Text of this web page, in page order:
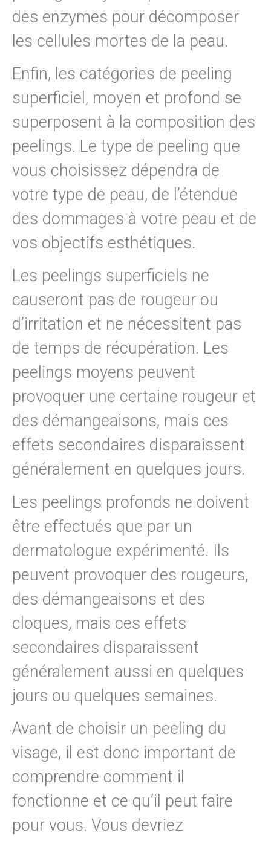
des enzymes pour décomposer
les cellules mortes de la peau.
Enfin, les catégories de peeling
superficiel, moyen et profond se
superposent à la composition des
peelings. Le type de peeling que
vous choisissez dépendra de
votre type de peau, de l’étendue
des dommages à votre peau et de
vos objectifs esthétiques.
Les peelings superficiels ne
causeront pas de rougeur ou
d’irritation et ne nécessitent pas
de temps de récupération. Les
peelings moyens peuvent
provoquer une certaine rougeur et
des démangeaisons, mais ces
effets secondaires disparaissent
généralement en quelques jours.
Les peelings profonds ne doivent
être effectués que par un
dermatologue expérimenté. Ils
peuvent provoquer des rougeurs,
des démangeaisons et des
cloques, mais ces effets
secondaires disparaissent
généralement aussi en quelques
jours ou quelques semaines.
Avant de choisir un peeling du
visage, il est donc important de
comprendre comment il
fonctionne et ce qu’il peut faire
pour vous. Vous devriez